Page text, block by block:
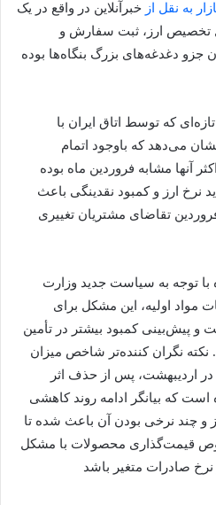
به نقل از خبرآنلاین در واقع در یک
تخصیص ارز، ثبت سفارش و
جزو دغدغه‌های بزرگ بنگاه‌ها بوده
که توسط اتاق ایران با
می‌دهد که باوجود اتمام
آنها مشابه فروردین ماه بوده
نرخ ارز و کمبود نقدینگی باعث
تقاضای مشتریان تغییری
با توجه به سیاست جدید وزارت
اولیه، این مشکل برای
و پیش‌بینی کمبود بیشتر در تأمین
نکته نگران کننده‌تر شاخص میزان
اردیبهشت، پس از حذف اثر
برآورد شده است که بیانگر ادامه روند کاهشی
و چند نرخی بودن آن باعث شده تا
قیمت‌گذاری محصولات با مشکل
صادرات متغیر باشد